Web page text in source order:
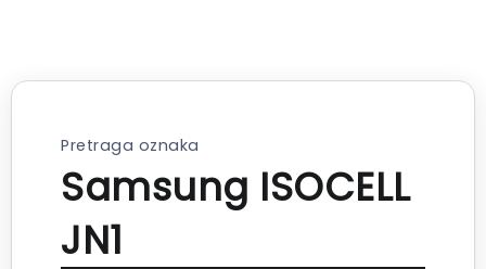
Pretraga oznaka
Samsung ISOCELL
JN1